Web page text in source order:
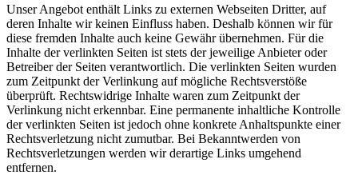
Unser Angebot enthält Links zu externen Webseiten Dritter, auf
deren Inhalte wir keinen Einfluss haben. Deshalb können wir für
diese fremden Inhalte auch keine Gewähr übernehmen. Für die
Inhalte der verlinkten Seiten ist stets der jeweilige Anbieter oder
Betreiber der Seiten verantwortlich. Die verlinkten Seiten wurden
zum Zeitpunkt der Verlinkung auf mögliche Rechtsverstöße
überprüft. Rechtswidrige Inhalte waren zum Zeitpunkt der
Verlinkung nicht erkennbar. Eine permanente inhaltliche Kontrolle
der verlinkten Seiten ist jedoch ohne konkrete Anhaltspunkte einer
Rechtsverletzung nicht zumutbar. Bei Bekanntwerden von
Rechtsverletzungen werden wir derartige Links umgehend
entfernen.